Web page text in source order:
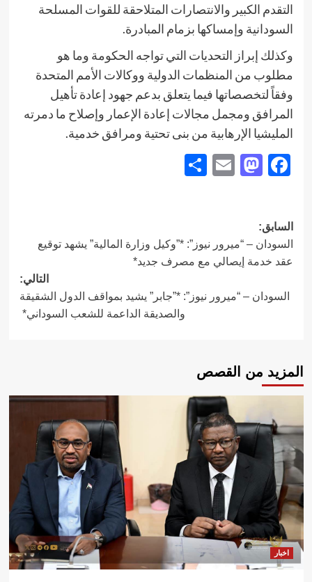
التقدم الكبير والانتصارات المتلاحقة للقوات المسلحة
السودانية وإمساكها بزمام المبادرة.
وكذلك إبراز التحديات التي تواجه الحكومة وما هو
مطلوب من المنظمات الدولية ووكالات الأمم المتحدة
وفقاً لتخصصاتها فيما يتعلق بدعم جهود إعادة تأهيل
المرافق ومجمل مجالات إعادة الإعمار وإصلاح ما دمرته
المليشيا الإرهابية من بنى تحتية ومرافق خدمية.
Facebook
Mastodon
Email
تصفّح
المقالات
السابق:
السودان – “ميرور نيوز”: *”وكيل وزارة المالية” يشهد توقيع
عقد خدمة إيصالي مع مصرف جديد*
التالي:
السودان – “ميرور نيوز”: *”جابر” يشيد بمواقف الدول الشقيقة
والصديقة الداعمة للشعب السوداني*
المزيد من القصص
اخبار